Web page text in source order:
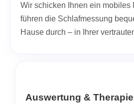
Wir schicken Ihnen ein mobiles
führen die Schlafmessung
Hause durch – in Ihrer
Auswertung & Therapie